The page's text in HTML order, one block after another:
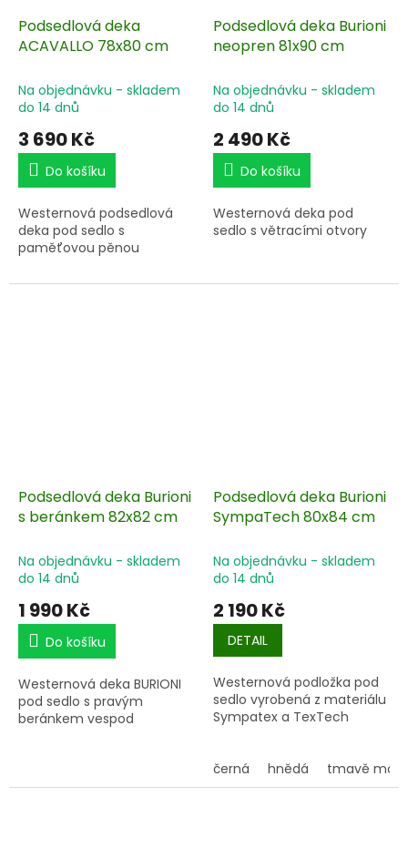
Podsedlová deka
ACAVALLO 78x80 cm
Na objednávku - skladem
do 14 dnů
3 690 Kč
Do košíku
Westernová podsedlová
deka pod sedlo s
paměťovou pěnou
Podsedlová deka Burioni
neopren 81x90 cm
Na objednávku - skladem
do 14 dnů
2 490 Kč
Do košíku
Westernová deka pod
sedlo s větracími otvory
Podsedlová deka Burioni
s beránkem 82x82 cm
Na objednávku - skladem
do 14 dnů
1 990 Kč
Do košíku
Westernová deka BURIONI
pod sedlo s pravým
beránkem vespod
Podsedlová deka Burioni
SympaTech 80x84 cm
Na objednávku - skladem
do 14 dnů
2 190 Kč
DETAIL
Westernová podložka pod
sedlo vyrobená z materiálu
Sympatex a TexTech
černá hnědá tmavě